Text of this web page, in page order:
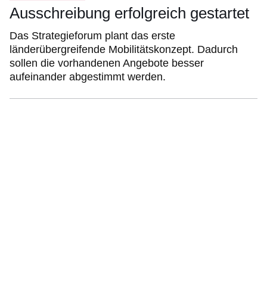
Ausschreibung erfolgreich gestartet
Das Strategieforum plant das erste
länderübergreifende Mobilitätskonzept. Dadurch
sollen die vorhandenen Angebote besser
aufeinander abgestimmt werden.